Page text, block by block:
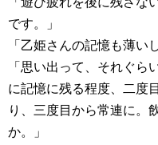
です。」
「乙姫さんの記憶も薄い
「思い出って、それぐら
に記憶に残る程度、二度
り、三度目から常連に。
か。」